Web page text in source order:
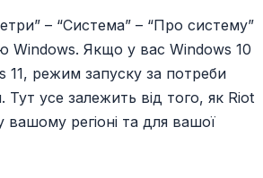
– “Система” – “Про систему”
Windows. Якщо у вас Windows 10
11, режим запуску за потреби
Тут усе залежить від того, як Riot
вашому регіоні та для вашої